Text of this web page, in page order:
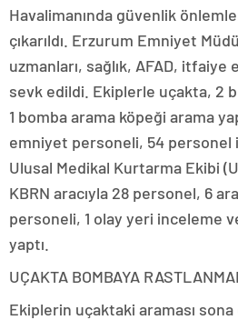
Havalimanında güvenlik
çıkarıldı. Erzurum Emniyet
uzmanları, sağlık, AFAD, itfaiye
sevk edildi. Ekiplerle uçakta, 2
1 bomba arama köpeği arama
emniyet personeli, 54 personel
Ulusal Medikal Kurtarma Ekibi
KBRN aracıyla 28 personel, 6
personeli, 1 olay yeri inceleme
yaptı.
UÇAKTA BOMBAYA
Ekiplerin uçaktaki araması